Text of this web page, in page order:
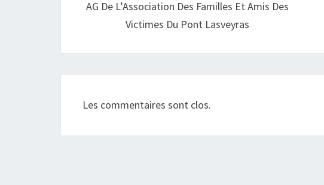
AG De L’Association Des Familles Et Amis Des
Victimes Du Pont Lasveyras
Les commentaires sont clos.